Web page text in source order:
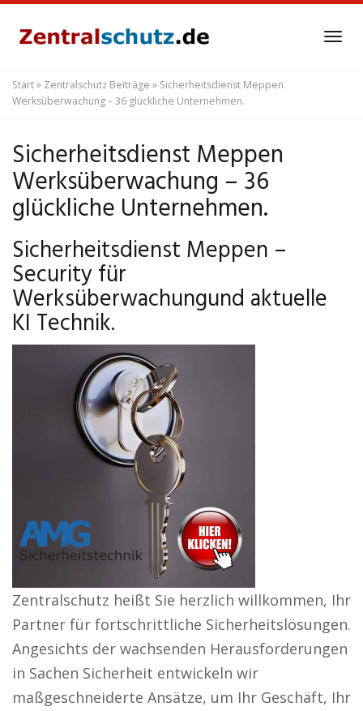
content
Start» Zentralschutz Beiträge » Sicherheitsdienst Meppen
Werksüberwachung – 36 glückliche Unternehmen.
Sicherheitsdienst Meppen
Werksüberwachung – 36
glückliche Unternehmen.
Sicherheitsdienst Meppen –
Security für
Werksüberwachungund aktuelle
KI Technik.
Zentralschutz heißt Sie herzlich willkommen, Ihr
Partner für fortschrittliche Sicherheitslösungen.
Angesichts der wachsenden Herausforderungen
in Sachen Sicherheit entwickeln wir
maßgeschneiderte Ansätze, um Ihr Geschäft, Ihr